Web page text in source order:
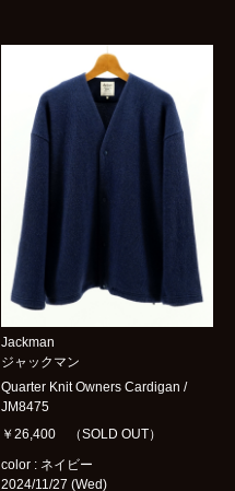
Jackman
ジャックマン
Quarter Knit Owners Cardigan /
JM8475
￥26,400 （SOLD OUT）
color : ネイビー
2024/11/27 (Wed)